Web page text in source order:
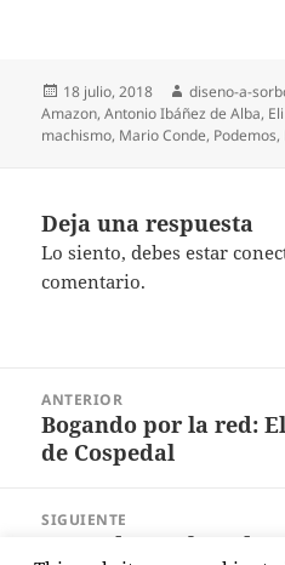
Publicado
el
18 julio, 2018 Autor
diseno-a-
Amazon,Antonio Ibáñez de Alba,
machismo, Mario Conde, Podemos,
Deja una respuesta
Lo siento, debes estar
comentario.
entradas
ANTERIOR
Entrada
anterior:
Bogando por la red:
de Cospedal
SIGUIENTE
Entrada
Bogando por la red: